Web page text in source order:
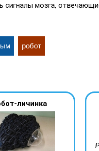
сигналы мозга,
робот
личинка